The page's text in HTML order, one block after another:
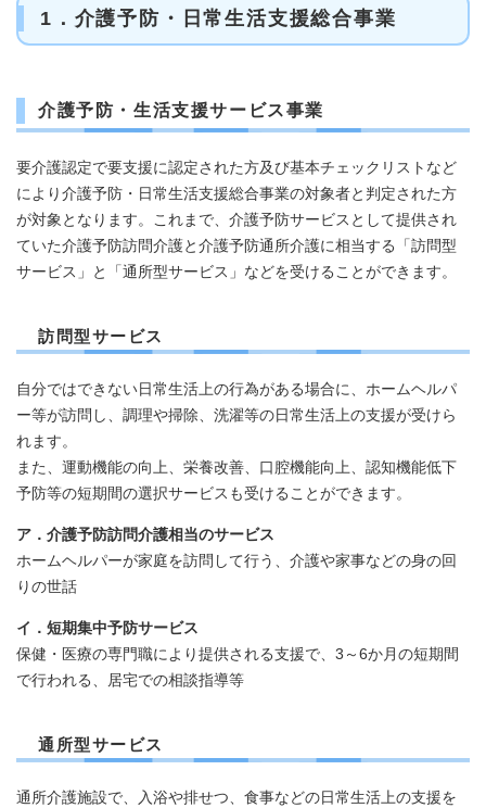
1．介護予防・日常生​活支援総合事業
介護予防・生活支援サービス事業
要介護認定で要支援に認定された方及び基本チェックリストなど
により介護予防・日常生活支援総合事業の対象者と判定された方
が対象となります。これまで、介護予防サービスとして提供され
ていた介護予防訪問介護と介護予防通所介護に相当する「訪問型
サービス」と「通所型サービス」などを受けることができます。
訪問型サービス
自分ではできない日常生活上の行為がある場合に、ホームヘルパ
ー等が訪問し、調理や掃除、洗濯等の日常生活上の支援が受けら
れます。
また、運動機能の向上、栄養改善、口腔機能向上、認知機能低下
予防等の短期間の選択サービスも受けることができます。
ア．介護予防訪問介護相当のサービス
ホームヘルパーが家庭を訪問して行う、介護や家事などの身の回
りの世話
イ．短期集中予防サービス
保健・医療の専門職により提供される支援で、3～6か月の短期間
で行われる、居宅での相談指導等
通所型サービス
通所介護施設で、入浴や排せつ、食事などの日常生活上の支援を